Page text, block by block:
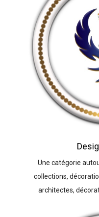
Une catégorie
collections,
architectes,